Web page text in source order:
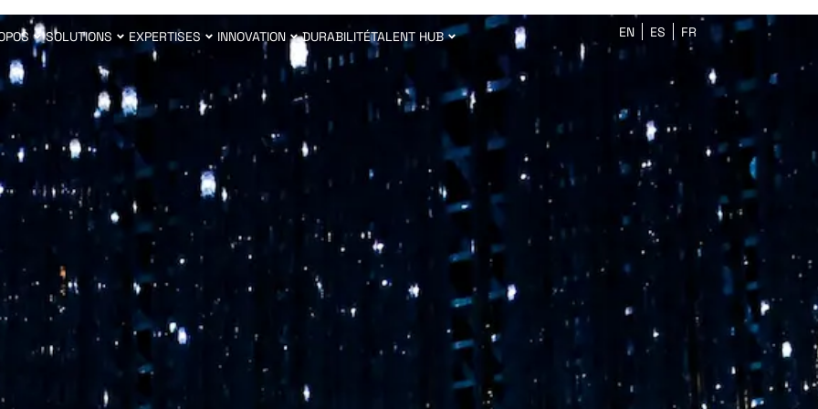
SOLUTIONS EXPERTISES INNOVATION DURABILITÉTALENT HUB EN ES FR